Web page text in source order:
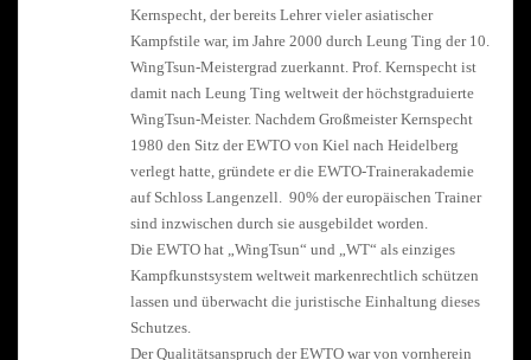
Kernspecht, der bereits Lehrer vieler asiatischer
Kampfstile war, im Jahre 2000 durch Leung Ting der 10.
WingTsun-Meistergrad zuerkannt. Prof. Kernspecht ist
damit nach Leung Ting weltweit der höchstgraduierte
WingTsun-Meister. Nachdem Großmeister Kernspecht
1980 den Sitz der EWTO von Kiel nach Heidelberg
verlegt hatte, gründete er die EWTO-Trainerakademie
auf Schloss Langenzell. 90% der europäischen Trainer
sind inzwischen durch sie ausgebildet worden.
Die EWTO hat „WingTsun“ und „WT“ als einziges
Kampfkunstsystem weltweit markenrechtlich schützen
lassen und überwacht die juristische Einhaltung dieses
Schutzes.
Der Qualitätsanspruch der EWTO war von vornherein